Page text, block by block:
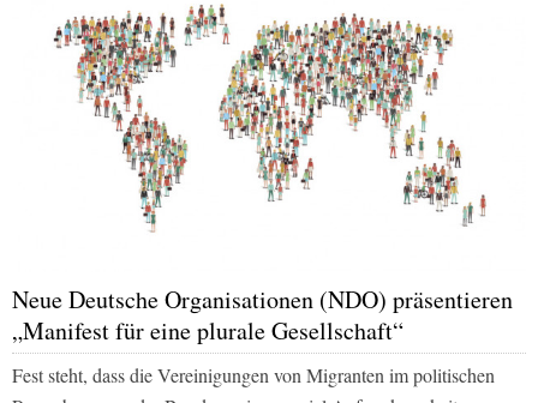
Neue Deutsche Organisationen (NDO) präsentieren
„Manifest für eine plurale Gesellschaft“
Fest steht, dass die Vereinigungen von Migranten im politischen